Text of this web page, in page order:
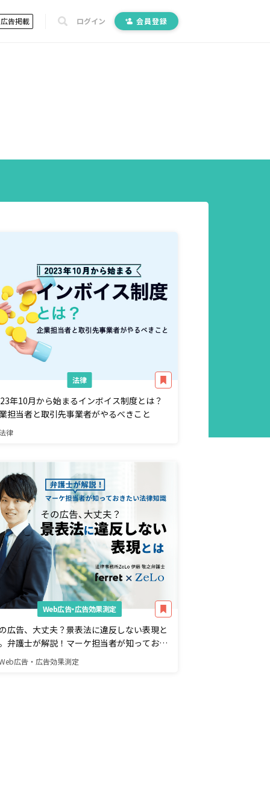
広告掲載 ログイン 会員登録
法律
年10月から始まるインボイス制度とは？
担当者と取引先事業者がやるべきこと
律
Web広告・広告効果測定
広告、大丈夫？景表法に違反しない表現と
弁護士が解説！マーケ担当者が知っておき
法律知識
広告・広告効果測定